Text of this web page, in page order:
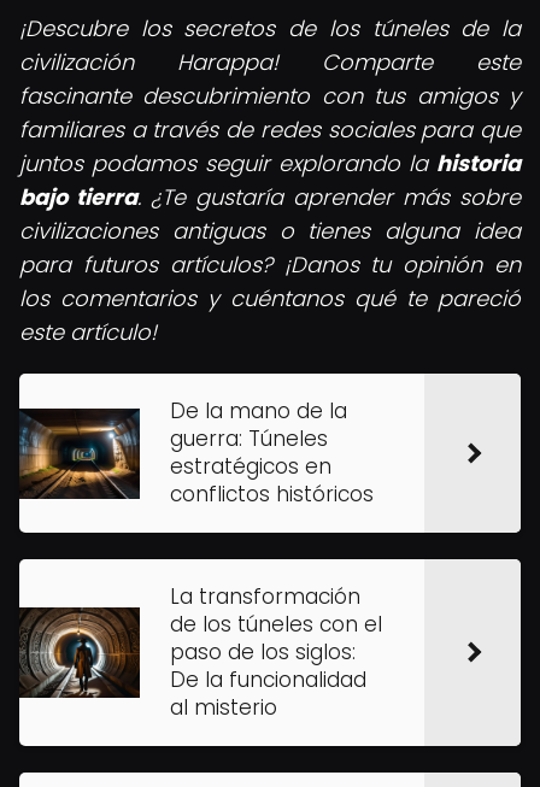
¡Descubre los secretos de los túneles de la
civilización Harappa! Comparte este
fascinante descubrimiento con tus amigos y
familiares a través de redes sociales para que
juntos podamos seguir explorando la historia
bajo tierra. ¿Te gustaría aprender más sobre
civilizaciones antiguas o tienes alguna idea
para futuros artículos? ¡Danos tu opinión en
los comentarios y cuéntanos qué te pareció
este artículo!
De la mano de la
guerra: Túneles
estratégicos en
conflictos históricos
La transformación
de los túneles con el
paso de los siglos:
De la funcionalidad
al misterio